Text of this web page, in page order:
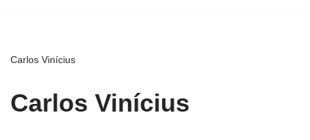
Carlos Vinícius
Carlos Vinícius